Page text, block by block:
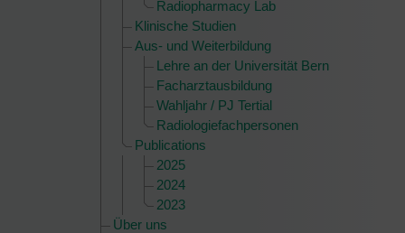
Radiopharmacy Lab
Klinische Studien
Aus- und Weiterbildung
Lehre an der Universität Bern
Facharztausbildung
Wahljahr / PJ Tertial
Radiologiefachpersonen
Publications
2025
2024
2023
Über uns